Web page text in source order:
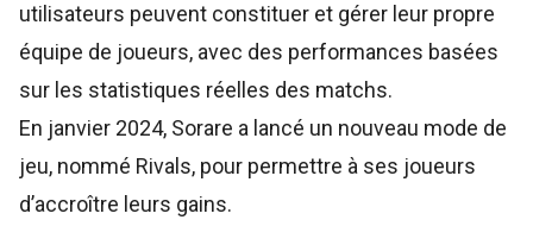
utilisateurs peuvent constituer et gérer leur propre
équipe de joueurs, avec des performances basées
sur les statistiques réelles des matchs.
En janvier 2024, Sorare a lancé un nouveau mode de
jeu, nommé Rivals, pour permettre à ses joueurs
d’accroître leurs gains.